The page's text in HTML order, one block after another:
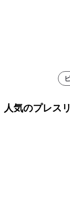
人気のプレス